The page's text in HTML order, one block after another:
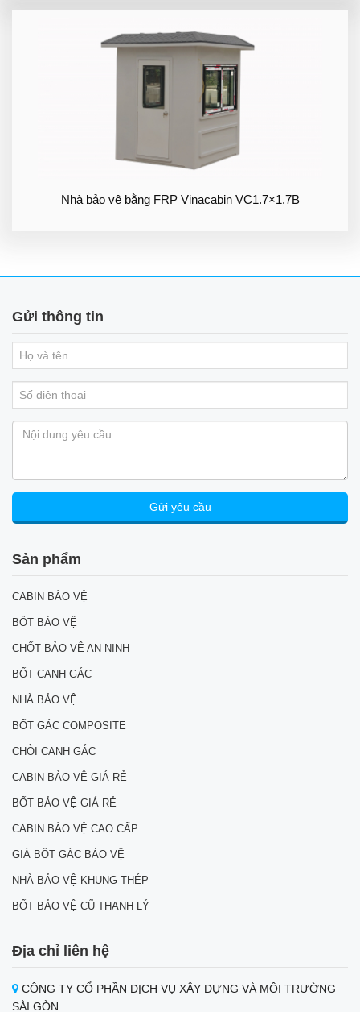
Nhà bảo vệ bằng FRP Vinacabin VC1.7×1.7B
Gửi thông tin
Sản phẩm
CABIN BẢO VỆ
BỐT BẢO VỆ
CHỐT BẢO VỆ AN NINH
BỐT CANH GÁC
NHÀ BẢO VỆ
BỐT GÁC COMPOSITE
CHÒI CANH GÁC
CABIN BẢO VỆ GIÁ RẺ
BỐT BẢO VỆ GIÁ RẺ
CABIN BẢO VỆ CAO CẤP
GIÁ BỐT GÁC BẢO VỆ
NHÀ BẢO VỆ KHUNG THÉP
BỐT BẢO VỆ CŨ THANH LÝ
Địa chỉ liên hệ
CÔNG TY CỔ PHẦN DỊCH VỤ XÂY DỰNG VÀ MÔI TRƯỜNG
SÀI GÒN